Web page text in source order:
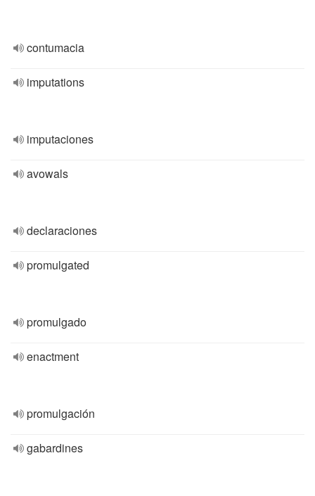
contumacia
imputations
imputaciones
avowals
declaraciones
promulgated
promulgado
enactment
promulgación
gabardines